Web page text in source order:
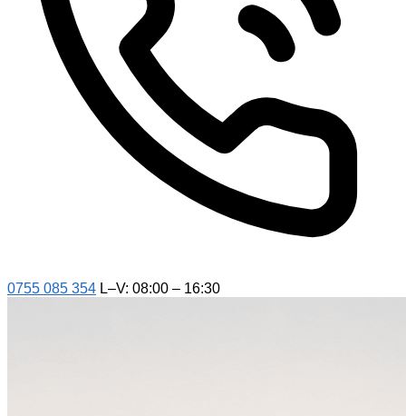
0755 085 354 L–V: 08:00 – 16:30